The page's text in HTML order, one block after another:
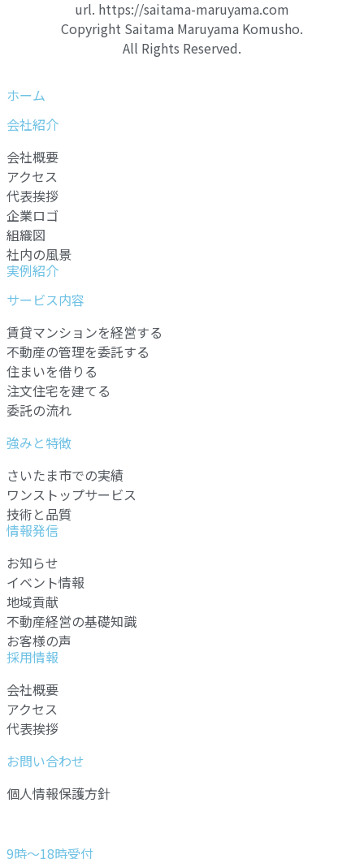
url. https://saitama-maruyama.com
Copyright Saitama Maruyama Komusho.
All Rights Reserved.
ホーム
会社紹介
会社概要
アクセス
代表挨拶
企業ロゴ
組織図
社内の風景
実例紹介
サービス内容
賃貸マンションを経営する
不動産の管理を委託する
住まいを借りる
注文住宅を建てる
委託の流れ
強みと特徴
さいたま市での実績
ワンストップサービス
技術と品質
情報発信
お知らせ
イベント情報
地域貢献
不動産経営の基礎知識
お客様の声
採用情報
会社概要
アクセス
代表挨拶
お問い合わせ
個人情報保護方針
9時～18時受付